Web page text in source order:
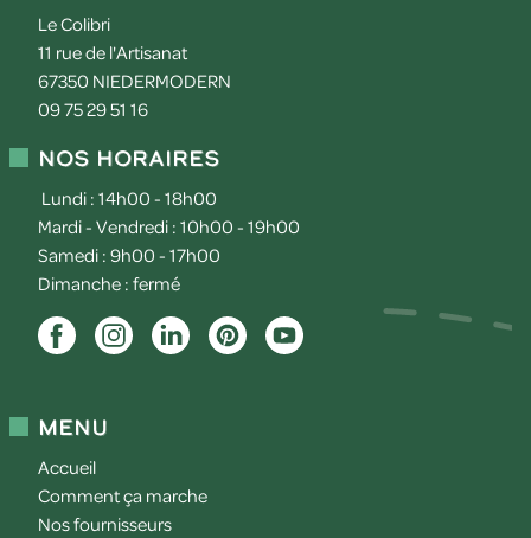
Le Colibri
11 rue de l'Artisanat
67350 NIEDERMODERN
09 75 29 51 16
Nos horaires
Lundi : 14h00 - 18h00
Mardi - Vendredi : 10h00 - 19h00
Samedi : 9h00 - 17h00
Dimanche : fermé
Menu
Accueil
Comment ça marche
Nos fournisseurs